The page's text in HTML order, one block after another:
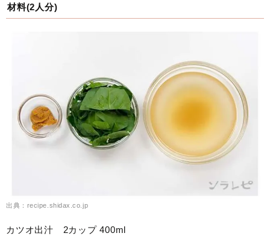
材料(2人分)
出典：recipe.shidax.co.jp
カツオ出汁 2カップ 400ml